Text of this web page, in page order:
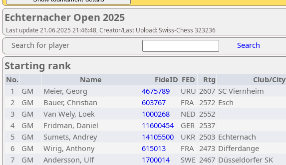
Echternacher Open 2025
Last update 21.06.2025 21:46:48, Creator/Last Upload: Swiss-Chess 323236
Search for player Search
Starting rank
No. Name FideID FED Rtg
Club/City
1
GM Meier, Georg 4675789 URU 2607 SC Viernheim
2
GM Bauer, Christian 603767 FRA 2572 Esch
3
GM Van Wely, Loek 1000268 NED 2552
4
GM Fridman, Daniel 11600454 GER 2537
5
GM Sumets, Andrey 14105500 UKR 2503 Echternach
6
GM Wirig, Anthony 615013 FRA 2473 Differdange
7
GM Andersson, Ulf 1700014 SWE 2467 Düsseldorfer SK